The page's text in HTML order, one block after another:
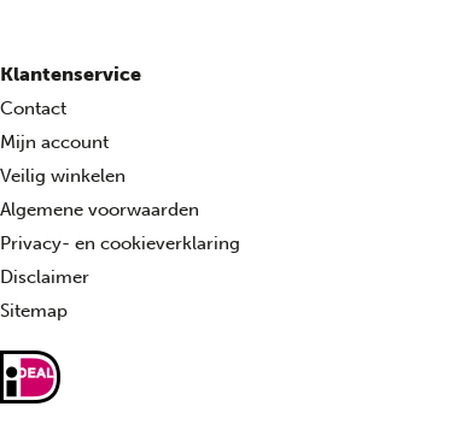
Klantenservice
Contact
Mijn account
Veilig winkelen
Algemene voorwaarden
Privacy- en cookieverklaring
Disclaimer
Sitemap